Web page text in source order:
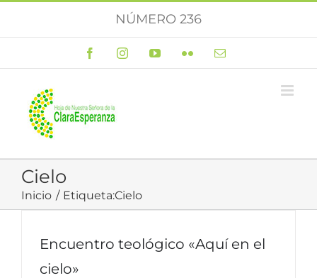
NÚMERO 236
FacebookInstagramYouTubeFlickr Correo
Cielo
Inicio Etiqueta:Cielo
Encuentro teológico «Aquí en el
cielo»